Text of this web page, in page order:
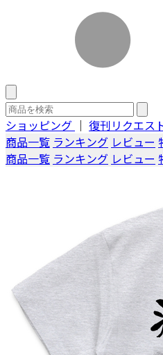
ショッピング ｜ 復刊リクエス
商品一覧 ランキング レビュー
商品一覧 ランキング レビュー